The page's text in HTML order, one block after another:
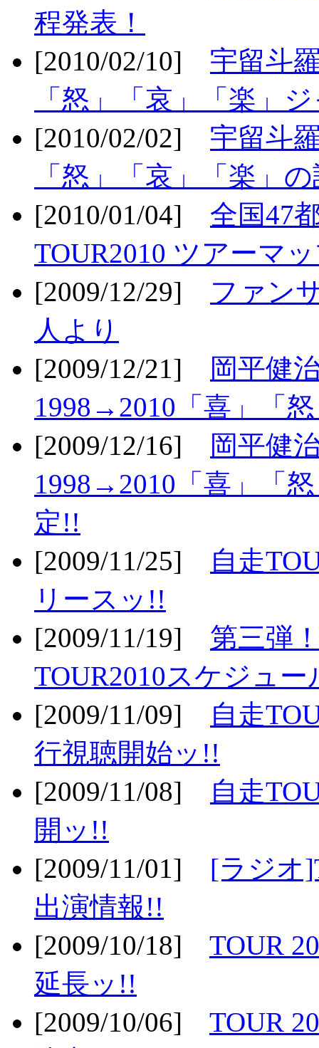
程発表！
[2010/02/10] 宇留斗
「怒」「哀」「楽」
[2010/02/02] 宇留斗
「怒」「哀」「楽」
[2010/01/04] 全国47
TOUR2010 ツアーマ
[2009/12/29] ファン
人より
[2009/12/21]
岡平健
1998→2010「喜」「
[2009/12/16]
岡平健
1998→2010「喜」「
定!!
[2009/11/25]
自走
リースッ!!
[2009/11/19] 第三弾
TOUR2010スケジュー
[2009/11/09]
自走
行視聴開始ッ!!
[2009/11/08]
自走
開ッ!!
[2009/11/01] [ラジオ
出演情報!!
[2009/10/18] TOUR
延長ッ!!
[2009/10/06] TOUR